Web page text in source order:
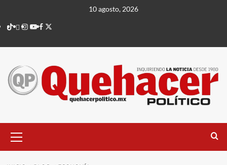
contenido
10 agosto, 2026
TikTok
threads
Instagram
Youtube
Facebook
X
principal